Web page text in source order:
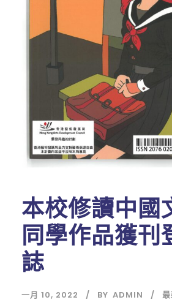
本校修讀中國
同學作品獲刊
誌
一月 10, 2022 BY ADMIN